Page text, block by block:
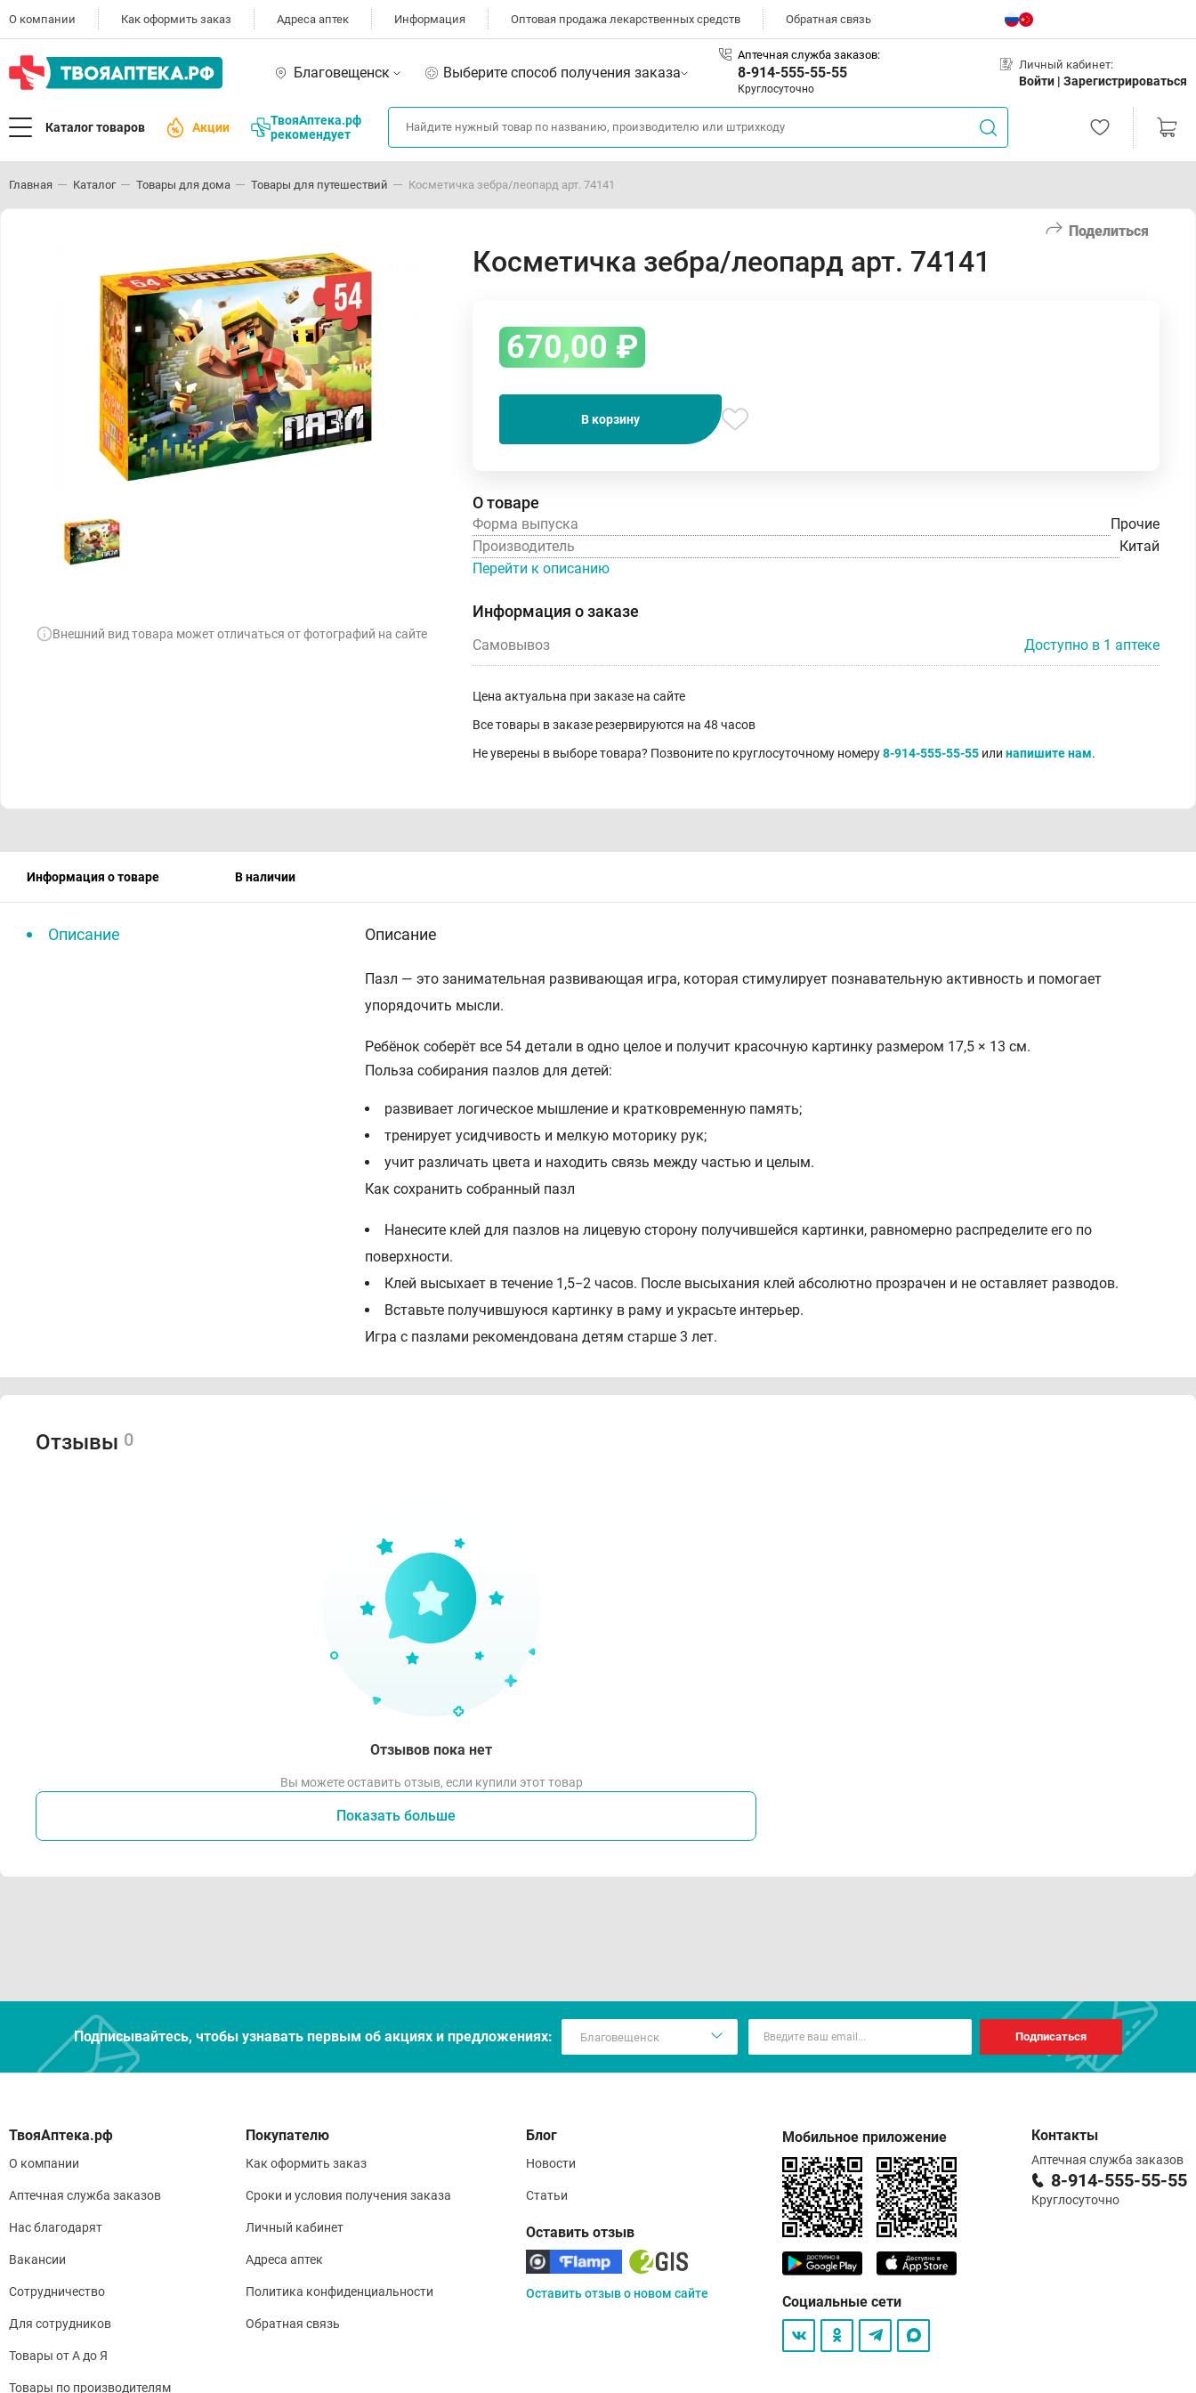
О компании Как оформить заказ Адреса аптек Информация Оптовая продажа лекарственных средств Обратная связь
Благовещенск Выберите способ получения заказа
Аптечная служба заказов:
8-914-555-55-55
Круглосуточно
Личный кабинет:
Войти | Зарегистрироваться
Каталог товаров Акции
ТвояАптека.рф
рекомендует
Главная Каталог Товары для дома Товары для путешествий Косметичка зебра/леопард арт. 74141
Поделиться
Внешний вид товара может отличаться от фотографий на сайте
Косметичка зебра/леопард арт. 74141
670,00 ₽
В корзину
О товаре
Форма выпуска
Прочие
Производитель
Китай
Перейти к описанию
Информация о заказе
Самовывоз Доступно в 1 аптеке
Цена актуальна при заказе на сайте
Все товары в заказе резервируются на 48 часов
Не уверены в выборе товара? Позвоните по круглосуточному номеру8-914-555-55-55 или напишите нам.
Информация о товаре В наличии
Описание Описание
Пазл — это занимательная развивающая игра, которая стимулирует познавательную активность и помогает
упорядочить мысли.
Ребёнок соберёт все 54 детали в одно целое и получит красочную картинку размером 17,5 × 13 см.
Польза собирания пазлов для детей:
развивает логическое мышление и кратковременную память;
тренирует усидчивость и мелкую моторику рук;
учит различать цвета и находить связь между частью и целым.
Как сохранить собранный пазл
Нанесите клей для пазлов на лицевую сторону получившейся картинки, равномерно распределите его по
поверхности.
Клей высыхает в течение 1,5−2 часов. После высыхания клей абсолютно прозрачен и не оставляет разводов.
Вставьте получившуюся картинку в раму и украсьте интерьер.
Игра с пазлами рекомендована детям старше 3 лет.
Отзывы 0
Отзывов пока нет
Вы можете оставить отзыв, если купили этот товар
Показать больше
Подписывайтесь, чтобы узнавать первым об акцияx и предложениях: Подписаться
О компании
Аптечная служба заказов
Нас благодарят
Вакансии
Сотрудничество
Для сотрудников
Товары от А до Я
Товары по производителям
Покупателю
Как оформить заказ
Сроки и условия получения заказа
Личный кабинет
Адреса аптек
Политика конфиденциальности
Обратная связь
Блог
Новости
Статьи
Оставить отзыв
Оставить отзыв о новом сайте
Мобильное приложение
Социальные сети
Контакты
Аптечная служба заказов
8-914-555-55-55
Круглосуточно